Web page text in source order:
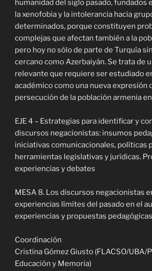
humanidad del siglo pasado, fundados
la xenofobia y la intolerancia hacia
determinados, porque constituyen
complejas que afectan también a la
pero hoy no sólo de parte de Turquía
cercano como Azerbaiyán. Se trata de
relevante que requiere ser estudiado
académico como una nueva expresión
persecución de la población armenia
EJE 4 – Estrategias para identificar y
discursos negacionistas: insumos
iniciativas comunicacionales, políticas
herramientas legislativas y jurídicas.
experiencias y debates
MESA 8. Los discursos negacionistas
experiencias límites del pasado en el
experiencias y propuestas pedagógicas
Coordinación
Cristina Gómez Giusto (FLACSO/UBA/
Educación y Memoria)